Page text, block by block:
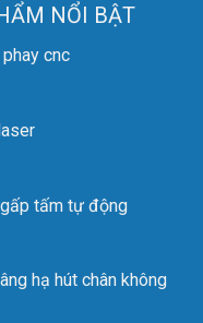
NỔI BẬT
cnc
tấm tự động
hạ hút chân không